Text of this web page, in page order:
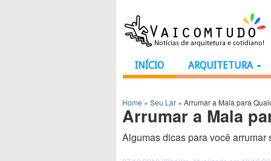
INÍCIO ARQUITETURA
Home » Seu Lar » Arrumar a Mala para
Arrumar a Mala
Algumas dicas para você